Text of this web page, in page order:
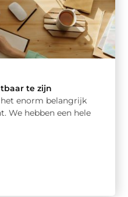
te zijn
enorm belangrijk
We hebben een hele